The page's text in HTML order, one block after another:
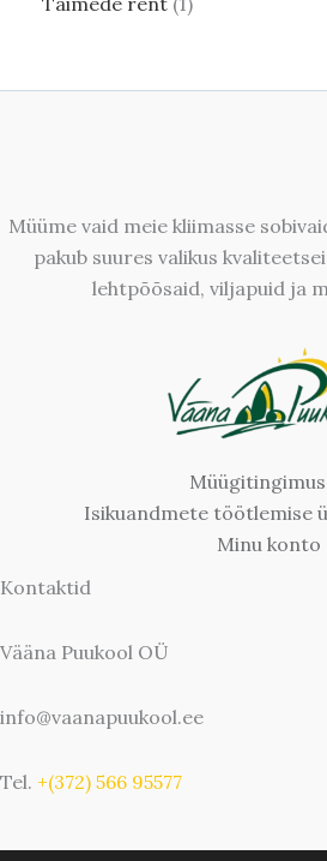
Müüme vaid meie kliimasse
pakub suures valikus
lehtpõõsaid, viljapuid ja
Isikuandmete töötlemise
Minu konto
Kontaktid
Vääna Puukool OÜ
info@vaanapuukool.ee
Tel. +(372) 566 95577